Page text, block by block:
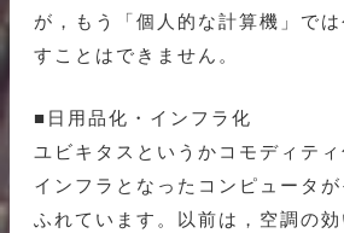
が，もう「個人的な計算機」で
すことはできません。
■日用品化・インフラ化
ユビキタスというかコモディテ
インフラとなったコンピュータ
ふれています。以前は，空調の